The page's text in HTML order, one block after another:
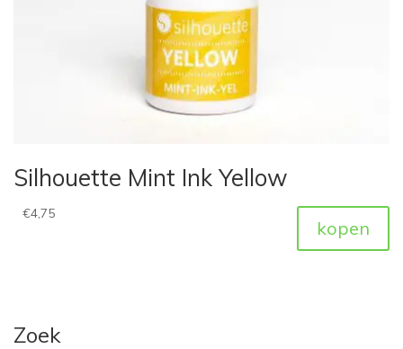
Silhouette Mint Ink Yellow
€4,75
kopen
Zoek